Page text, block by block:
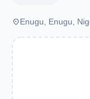
placeEnugu, Enugu,